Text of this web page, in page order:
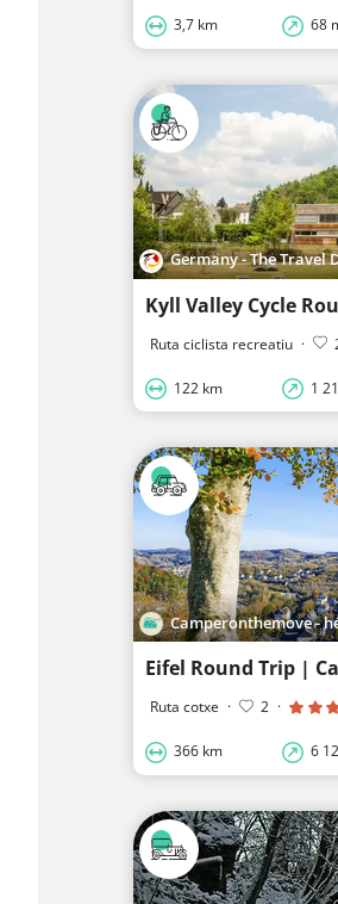
3,7 km 68
Germany - The Travel
Kyll Valley Cycle
Ruta ciclista recreatiu ·
122 km 1
Camperonthemove -
Eifel Round Trip |
Ruta cotxe · 2 ·
366 km 6